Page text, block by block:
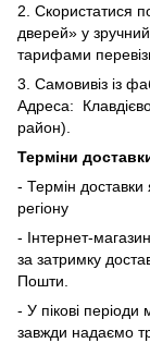
2. Скористатися
дверей» у
тарифами
3. Самовивіз із
Адреса:
район).
Терміни
- Термін доставки
регіону
- Інтернет-магазин
за затримку
Пошти.
- У пікові
завжди надаємо